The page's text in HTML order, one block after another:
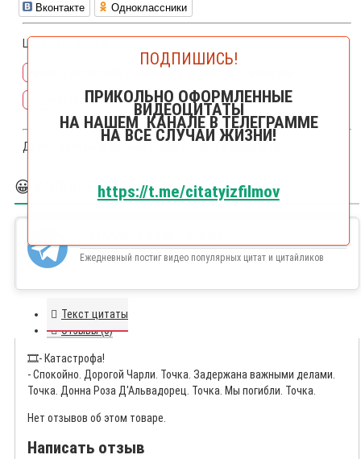
Вконтакте Одноклассники
Цитаты на тему🔎:
неприятность погибнуть гибель телеграмма
Другие цитаты из фильма
😀 БОЛЬШЕ ЦИТАЙЛИКОВ
Ежедневный постиг видео популярных цитат и цитайликов
Текст цитаты
Отзывы (0)
🎞️- Катастрофа!
- Спокойно. Дорогой Чарли. Точка. Задержана важными делами.
Точка. Донна Роза Д'Альвадорец. Точка. Мы погибли. Точка.
Нет отзывов об этом товаре.
Написать отзыв
ПОДПИШИСЬ!
ПРИКОЛЬНО ОФОРМЛЕННЫЕ
ВИДЕОЦИТАТЫ
НА НАШЕМ КАНАЛЕ В ТЕЛЕГРАММЕ
НА ВСЕ СЛУЧАИ ЖИЗНИ!
https://t.me/citatyizfilmov